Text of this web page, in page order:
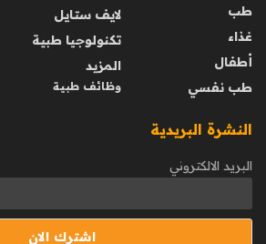
طب
غذاء
أطفال
طب نفسي
لايف ستايل
تكنولوجيا طبية
المزيد
وظائف طبية
النشرة البريدية
البريد الالكتروني